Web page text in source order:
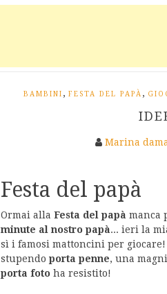
BAMBINI , FESTA DEL PAPÀ ,
Marina
Festa del papà
Ormai alla Festa del papà manca
minute al nostro papà... ieri la
sì i famosi mattoncini per giocare!
stupendo porta penne, una
porta foto ha resistito!